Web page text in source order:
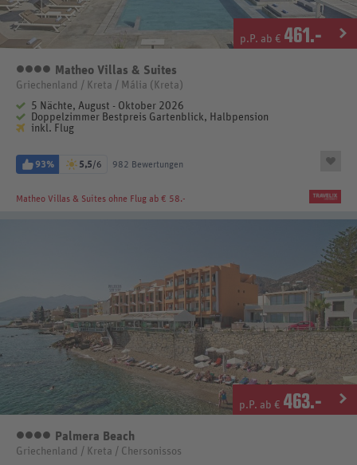
p.P. ab € 461.-
4 Sterne
Matheo Villas & Suites
Griechenland / Kreta / Mália (Kreta)
5 Nächte, August - Oktober 2026
Doppelzimmer Bestpreis Gartenblick, Halbpension
inkl. Flug
93% 5,5/6 982 Bewertungen
Matheo Villas & Suites ohne Flug ab € 58.-
p.P. ab € 463.-
4 Sterne
Palmera Beach
Griechenland / Kreta / Chersonissos